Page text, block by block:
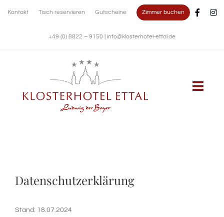
Kontakt Tisch reservieren Gutscheine Zimmer buchen
+49 (0) 8822 – 9150 info@klosterhotel-ettal.de
Datenschutzerklärung
Stand: 18.07.2024